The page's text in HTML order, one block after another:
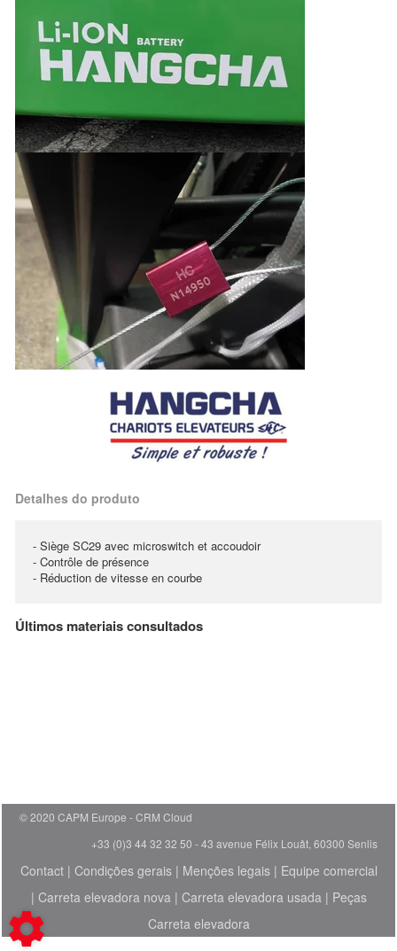
Detalhes do produto
- Siège SC29 avec microswitch et accoudoir
- Contrôle de présence
- Réduction de vitesse en courbe
Últimos materiais consultados
© 2020 CAPM Europe
CRM Cloud
+33 (0)3 44 32 32 50 - 43 avenue Félix Louât, 60300 Senlis
Contact| Condições gerais| Menções legais| Equipe comercial
| Carreta elevadora nova| Carreta elevadora usada| Peças
Carreta elevadora